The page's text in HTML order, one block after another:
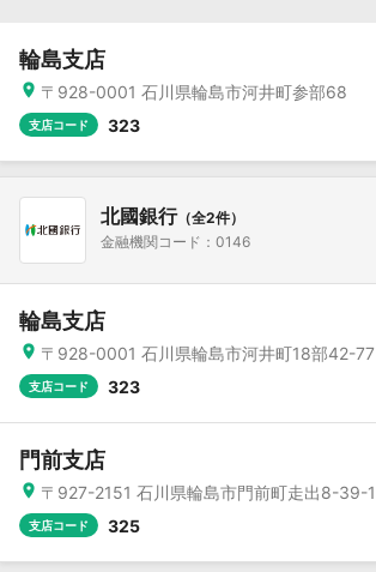
輪島支店
〒928-0001 石川県輪島市河井町参部68
支店コード 323
北國銀行（全2件）
金融機関コード：0146
輪島支店
〒928-0001 石川県輪島市河井町18部42-77
支店コード 323
門前支店
〒927-2151 石川県輪島市門前町走出8-39-1
支店コード 325